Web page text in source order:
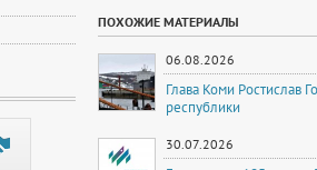
ПОХОЖИЕ МАТЕРИАЛЫ
06.08.2026
Глава Коми Ростислав
республики
30.07.2026